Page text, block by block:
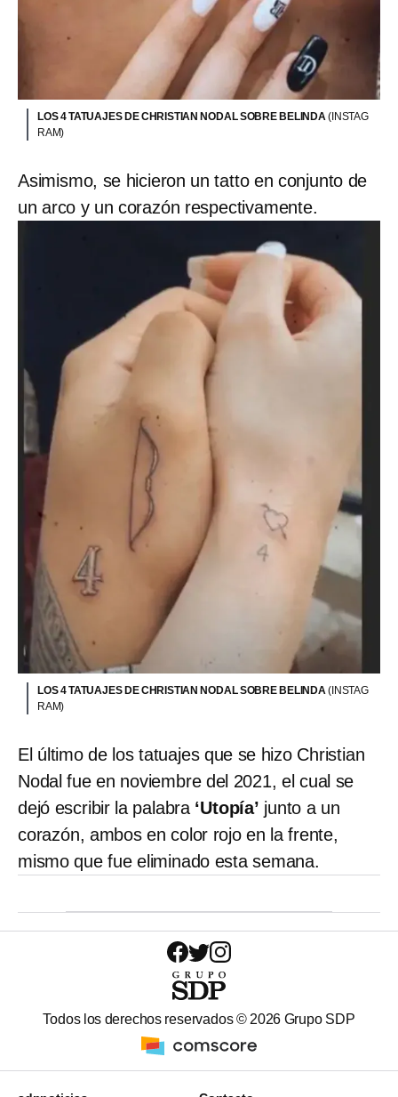
LOS 4 TATUAJES DE CHRISTIAN NODAL SOBRE BELINDA(INSTAG
RAM)
Asimismo, se hicieron un tatto en conjunto de
un arco y un corazón respectivamente.
LOS 4 TATUAJES DE CHRISTIAN NODAL SOBRE BELINDA(INSTAG
RAM)
El último de los tatuajes que se hizo Christian
Nodal fue en noviembre del 2021, el cual se
dejó escribir la palabra‘Utopía’ junto a un
corazón, ambos en color rojo en la frente,
mismo que fue eliminado esta semana.
Todos los derechos reservados © 2026 Grupo SDP